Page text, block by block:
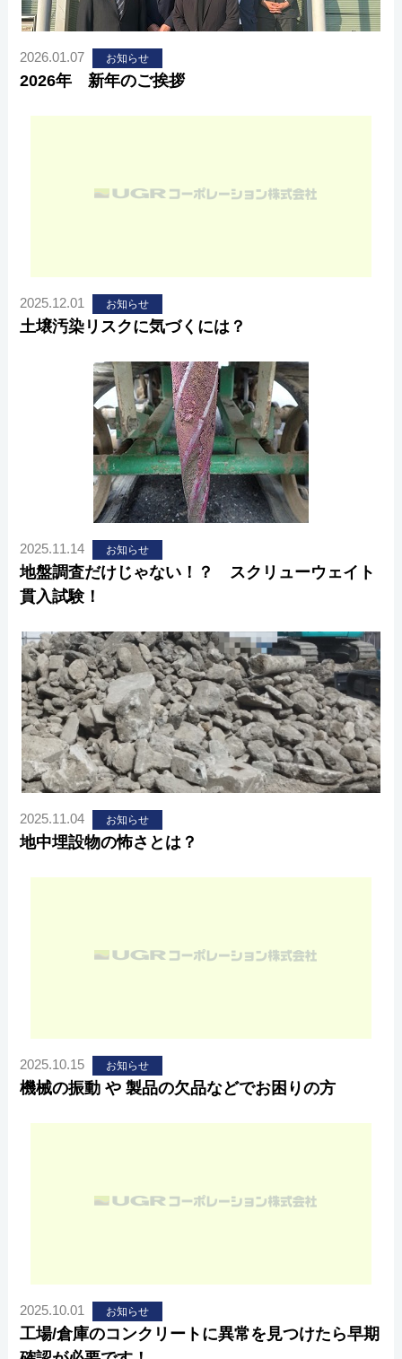
2026.01.07 お知らせ
2026年 新年のご挨拶
2025.12.01 お知らせ
土壌汚染リスクに気づくには？
2025.11.14 お知らせ
地盤調査だけじゃない！？ スクリューウェイト
貫入試験！
2025.11.04 お知らせ
地中埋設物の怖さとは？
2025.10.15 お知らせ
機械の振動 や 製品の欠品などでお困りの方
2025.10.01 お知らせ
工場/倉庫のコンクリートに異常を見つけたら早期